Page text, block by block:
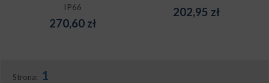
IP66
270,60 zł
202,95 zł
Strona: 1